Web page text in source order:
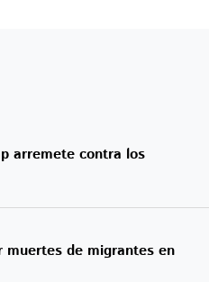
arremete contra los
muertes de migrantes en